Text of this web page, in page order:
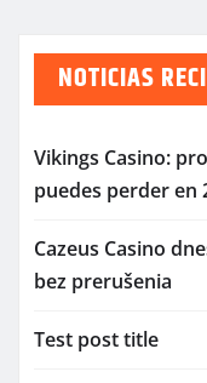
NOTICIAS
Vikings Casino:
puedes perder en
Cazeus Casino
bez prerušenia
Test post title